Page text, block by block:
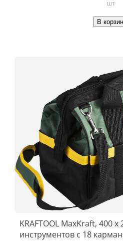
шт
В
KRAFTOOL MaxKraft, 400 х
инструментов с 18